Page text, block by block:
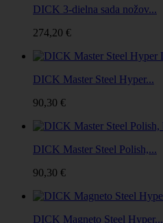
DICK 3-dielna sada nožov...
274,20 €
DICK Master Steel Hyper...
90,30 €
DICK Master Steel Polish,...
90,30 €
DICK Magneto Steel Hyper...